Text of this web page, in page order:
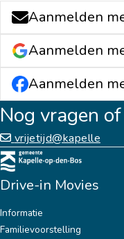
Aanmelden
Aanmelden
Aanmelden
Nog vragen
vrijetijd@kapelle
Drive-in Movies
Informatie
Familievoorstelling